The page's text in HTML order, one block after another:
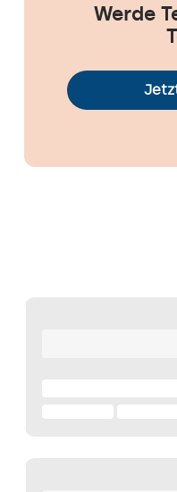
Werde